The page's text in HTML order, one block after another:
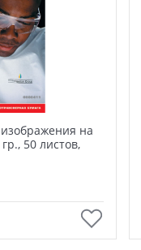
на
50 листов,